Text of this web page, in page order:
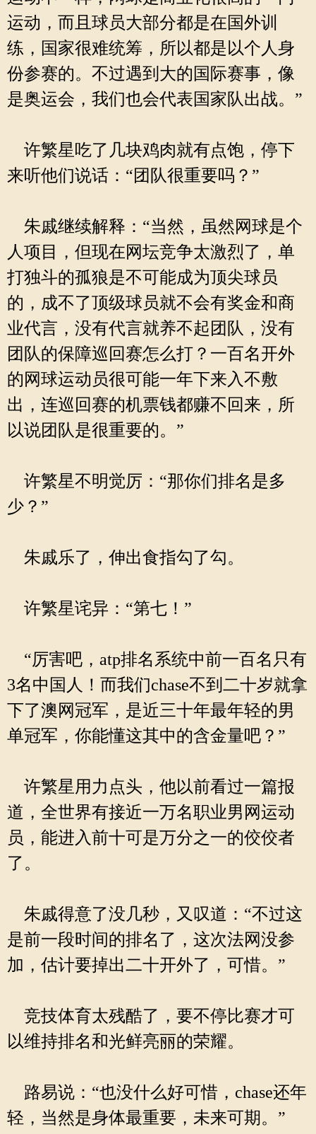
运动，而且球员大部分都是在国外训
练，国家很难统筹，所以都是以个人身
份参赛的。不过遇到大的国际赛事，像
是奥运会，我们也会代表国家队出战。”
许繁星吃了几块鸡肉就有点饱，停下
来听他们说话：“团队很重要吗？”
朱戚继续解释：“当然，虽然网球是个
人项目，但现在网坛竞争太激烈了，单
打独斗的孤狼是不可能成为顶尖球员
的，成不了顶级球员就不会有奖金和商
业代言，没有代言就养不起团队，没有
团队的保障巡回赛怎么打？一百名开外
的网球运动员很可能一年下来入不敷
出，连巡回赛的机票钱都赚不回来，所
以说团队是很重要的。”
许繁星不明觉厉：“那你们排名是多
少？”
朱戚乐了，伸出食指勾了勾。
许繁星诧异：“第七！”
“厉害吧，atp排名系统中前一百名只有
3名中国人！而我们chase不到二十岁就拿
下了澳网冠军，是近三十年最年轻的男
单冠军，你能懂这其中的含金量吧？”
许繁星用力点头，他以前看过一篇报
道，全世界有接近一万名职业男网运动
员，能进入前十可是万分之一的佼佼者
了。
朱戚得意了没几秒，又叹道：“不过这
是前一段时间的排名了，这次法网没参
加，估计要掉出二十开外了，可惜。”
竞技体育太残酷了，要不停比赛才可
以维持排名和光鲜亮丽的荣耀。
路易说：“也没什么好可惜，chase还年
轻，当然是身体最重要，未来可期。”